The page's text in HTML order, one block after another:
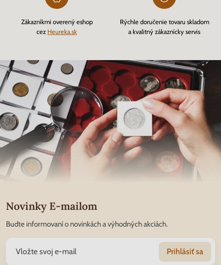
Zákazníkmi overený eshop
cez Heureka.sk
Rýchle doručenie tovaru skladom
a kvalitný zákaznícky servis
Novinky E-mailom
Budte informovaní o novinkách a výhodných akciách.
Prihlásiť sa